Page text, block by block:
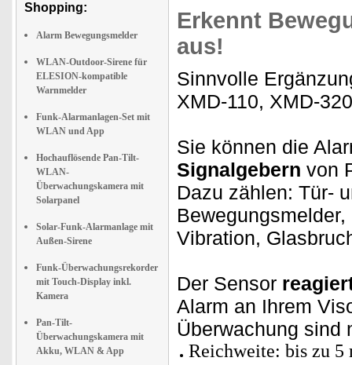
Shopping:
Alarm Bewegungsmelder
WLAN-Outdoor-Sirene für
ELESION-kompatible
Warnmelder
Funk-Alarmanlagen-Set mit
WLAN und App
Hochauflösende Pan-Tilt-
WLAN-
Überwachungskamera mit
Solarpanel
Solar-Funk-Alarmanlage mit
Außen-Sirene
Funk-Überwachungsrekorder
mit Touch-Display inkl.
Kamera
Pan-Tilt-
Überwachungskamera mit
Akku, WLAN & App
Erkennt
aus!
Sinnvolle
XMD-110, XMD-
Sie können die
Signalgebern von
Dazu zählen: Tür-
Vibration,
Der Sensor
Alarm an Ihrem
Überwachung sind
Reichweite: bis zu 5